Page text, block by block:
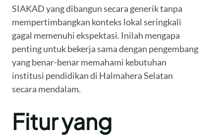
SIAKAD yang dibangun secara generik tanpa
mempertimbangkan konteks lokal seringkali
gagal memenuhi ekspektasi. Inilah mengapa
penting untuk bekerja sama dengan pengembang
yang benar-benar memahami kebutuhan
institusi pendidikan di Halmahera Selatan
secara mendalam.
Fitur yang